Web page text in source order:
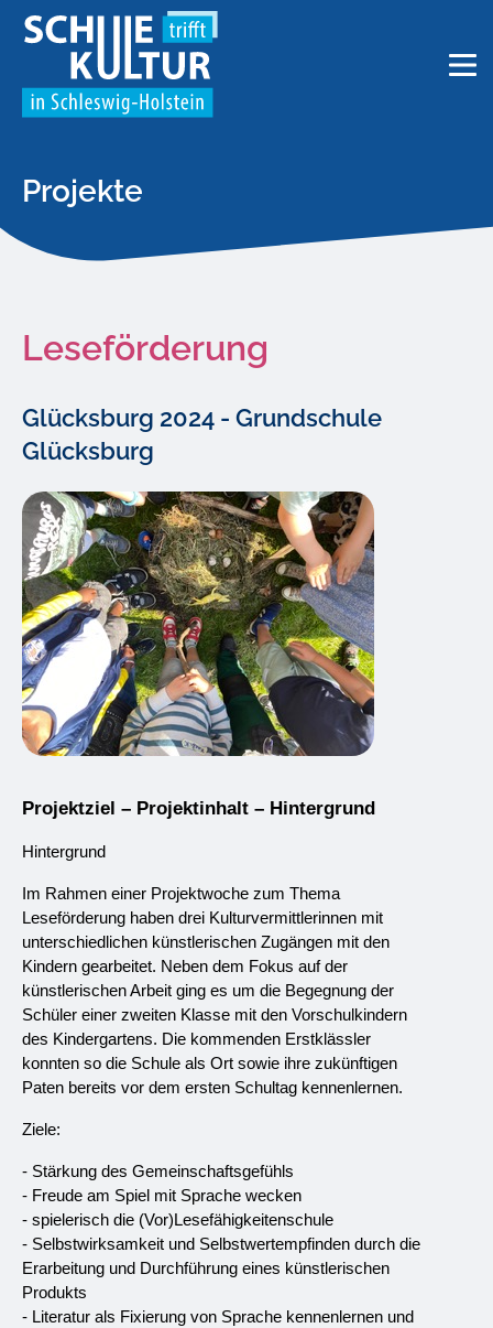
Projekte
Leseförderung
Glücksburg 2024 - Grundschule
Glücksburg
Projektziel – Projektinhalt – Hintergrund
Hintergrund
Im Rahmen einer Projektwoche zum Thema
Leseförderung haben drei Kulturvermittlerinnen mit
unterschiedlichen künstlerischen Zugängen mit den
Kindern gearbeitet. Neben dem Fokus auf der
künstlerischen Arbeit ging es um die Begegnung der
Schüler einer zweiten Klasse mit den Vorschulkindern
des Kindergartens. Die kommenden Erstklässler
konnten so die Schule als Ort sowie ihre zukünftigen
Paten bereits vor dem ersten Schultag kennenlernen.
Ziele:
- Stärkung des Gemeinschaftsgefühls
- Freude am Spiel mit Sprache wecken
- spielerisch die (Vor)Lesefähigkeitenschule
- Selbstwirksamkeit und Selbstwertempfinden durch die
Erarbeitung und Durchführung eines künstlerischen
Produkts
- Literatur als Fixierung von Sprache kennenlernen und